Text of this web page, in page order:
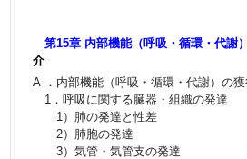
第15章 内部機能（呼吸・循環・代謝
介
A ．内部機能（呼吸・循環・代謝）の
1．呼吸に関する臓器・組織の発達
1）肺の発達と性差
2）肺胞の発達
3）気管・気管支の発達